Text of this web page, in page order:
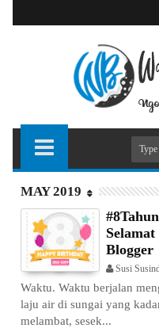
MAY 2019
Blogger
Susi
Waktu. Waktu berjalan
laju air di sungai yang
melambat, sesek...